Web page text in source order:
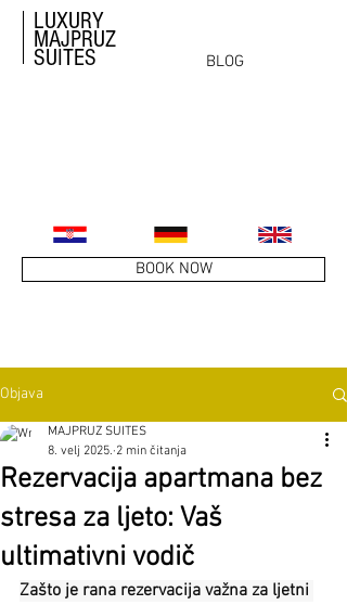
LUXURY
MAJPRUZ
SUITES BLOG
BOOK NOW
Objava
Rezervacija apartmana bez
stresa za ljeto: Vaš
ultimativni vodič
MAJPRUZ SUITES
8. velj 2025. 2 min čitanja
Zašto je rana rezervacija važna za ljetni